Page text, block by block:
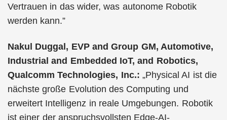
Vertrauen in das wider, was autonome Robotik
werden kann.”
Nakul Duggal, EVP and Group GM, Automotive,
Industrial and Embedded IoT, and Robotics,
Qualcomm Technologies, Inc.: „Physical AI ist die
nächste große Evolution des Computing und
erweitert Intelligenz in reale Umgebungen. Robotik
ist einer der anspruchsvollsten Edge-AI-